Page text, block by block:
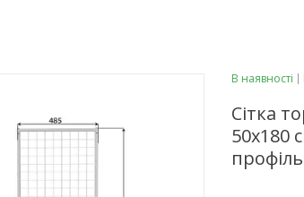
В наявності
Сітка
50х180